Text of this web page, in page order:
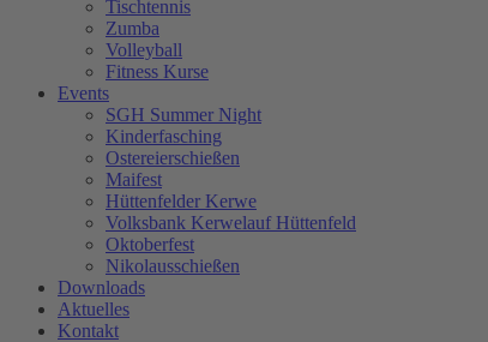
Tischtennis
Zumba
Volleyball
Fitness Kurse
Events
SGH Summer Night
Kinderfasching
Ostereierschießen
Maifest
Hüttenfelder Kerwe
Volksbank Kerwelauf Hüttenfeld
Oktoberfest
Nikolausschießen
Downloads
Aktuelles
Kontakt